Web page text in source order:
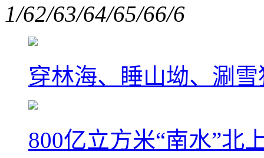
1/62/63/64/65/66/6
穿林海、睡山坳、涮
800亿立方米“南水”北